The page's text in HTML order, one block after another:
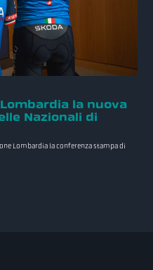
la nuova
Nazionali di
Lombardia la conferenza stampa di